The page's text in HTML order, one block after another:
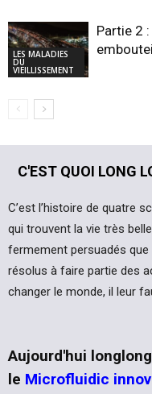
LES MALADIES
DU
VIEILLISSEMENT
Partie 2
C'EST QUOI LONG
C’est l’histoire de quatre
qui trouvent la vie très
fermement persuadés que
résolus à faire partie des
changer le monde, il leur
Aujourd'hui
le Microfluidic